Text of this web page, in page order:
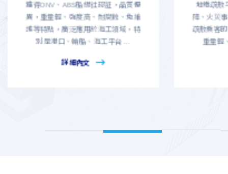
地鐵疏散平臺是在遭遇輸電系統故
障、火災事故、恐攻等緊急情況時，
疏散乘客的專用通道；酚醛複合材料
重量輕、耐腐蝕、電絕緣好 ...
詳細內文
當代建築
強度高、
火性能提